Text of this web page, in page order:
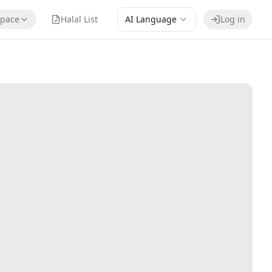
Halal List AI Language Log in